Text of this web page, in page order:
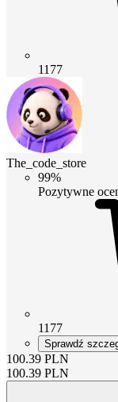
1177
The_code_store
99%
Pozytywne
1177
Sprawdź
100.39 PLN
100.39 PLN